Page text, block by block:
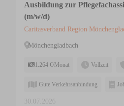
Ausbildung zur
(m/w/d)
Caritasverband Region
Mönchengladbach
1.264 €/Monat Vollzeit
Gute Verkehrsanbindung
30.07.2026